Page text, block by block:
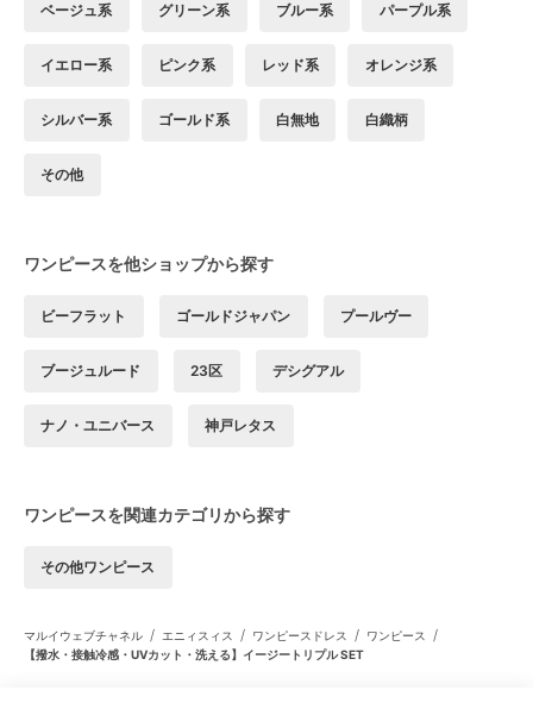
ベージュ系 グリーン系 ブルー系 パープル系
イエロー系 ピンク系 レッド系 オレンジ系
シルバー系 ゴールド系 白無地 白織柄
その他
ワンピースを他ショップから探す
ビーフラット ゴールドジャパン プールヴー
ブージュルード 23区 デシグアル
ナノ・ユニバース 神戸レタス
ワンピースを関連カテゴリから探す
その他ワンピース
マルイウェブチャネル / エニィスィス / ワンピースドレス / ワンピース /
【撥水・接触冷感・UVカット・洗える】イージートリプル SET